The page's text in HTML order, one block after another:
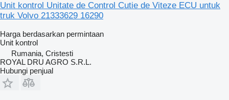
Unit kontrol Unitate de Control Cutie de Viteze ECU untuk
truk Volvo 21333629 16290
Harga berdasarkan permintaan
Unit kontrol
Rumania, Cristesti
ROYAL DRU AGRO S.R.L.
Hubungi penjual